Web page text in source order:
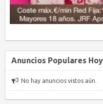
Anuncios Populares Hoy
No hay anuncios vistos aún.